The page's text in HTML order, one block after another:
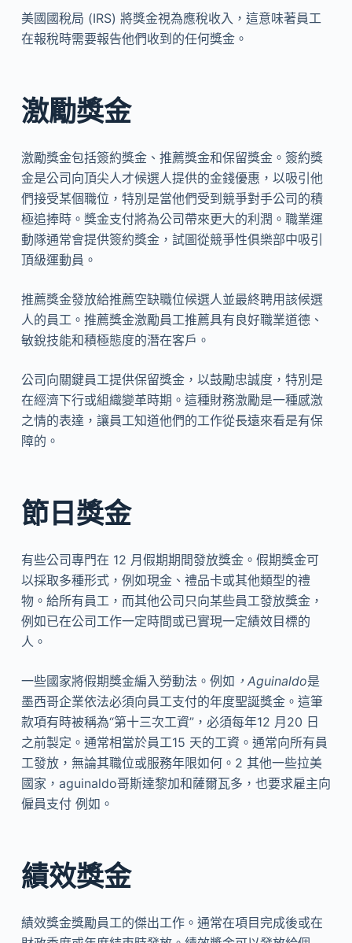
美國國稅局 (IRS) 將獎金視為應稅收入，這意味著員工
在報稅時需要報告他們收到的任何獎金。
激勵獎金
激勵獎金包括簽約獎金、推薦獎金和保留獎金。簽約獎
金是公司向頂尖人才候選人提供的金錢優惠，以吸引他
們接受某個職位，特別是當他們受到競爭對手公司的積
極追捧時。獎金支付將為公司帶來更大的利潤。職業運
動隊通常會提供簽約獎金，試圖從競爭性俱樂部中吸引
頂級運動員。
推薦獎金發放給推薦空缺職位候選人並最終聘用該候選
人的員工。推薦獎金激勵員工推薦具有良好職業道德、
敏銳技能和積極態度的潛在客戶。
公司向關鍵員工提供保留獎金，以鼓勵忠誠度，特別是
在經濟下行或組織變革時期。這種財務激勵是一種感激
之情的表達，讓員工知道他們的工作從長遠來看是有保
障的。
節日獎金
有些公司專門在 12 月假期期間發放獎金。假期獎金可
以採取多種形式，例如現金、禮品卡或其他類型的禮
物。給所有員工，而其他公司只向某些員工發放獎金，
例如已在公司工作一定時間或已實現一定績效目標的
人。
一些國家將假期獎金編入勞動法。例如 ， Aguinaldo是
墨西哥企業依法必須向員工支付的年度聖誕獎金。這筆
款項有時被稱為“第十三次工資”，必須每年12 月20 日
之前製定。通常相當於員工15 天的工資。通常向所有員
工發放，無論其職位或服務年限如何。2 其他一些拉美
國家，aguinaldo哥斯達黎加和薩爾瓦多，也要求雇主向
僱員支付 例如。
績效獎金
績效獎金獎勵員工的傑出工作。通常在項目完成後或在